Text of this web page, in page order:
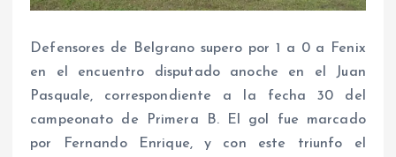
Defensores de Belgrano supero por 1 a 0 a Fenix
en el encuentro disputado anoche en el Juan
Pasquale, correspondiente a la fecha 30 del
campeonato de Primera B. El gol fue marcado
por Fernando Enrique, y con este triunfo el